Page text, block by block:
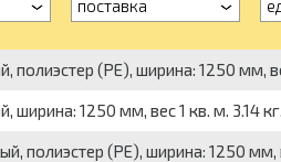
поставка
(PE), ширина: 1250 мм,
1250 мм, вес 1 кв. м. 3.14
(PE), ширина: 1250 мм,